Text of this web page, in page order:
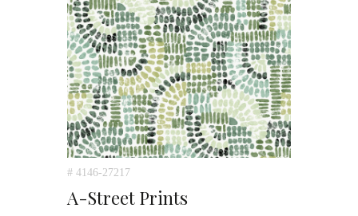
# 4146-27217
A-Street Prints